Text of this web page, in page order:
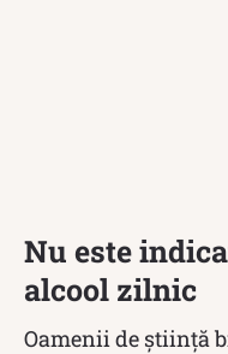
Nu este
alcool zilnic
Oamenii de știință